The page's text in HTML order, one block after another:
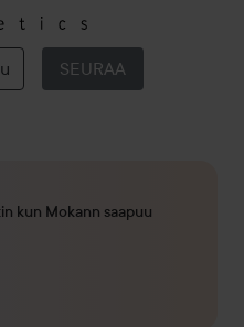
SEURAA
kun Mokann saapuu